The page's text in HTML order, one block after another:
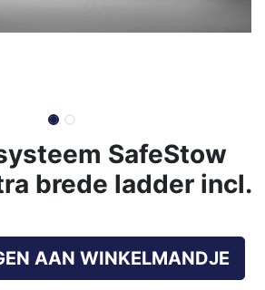
SafeStow
brede ladder incl.
AAN WINKELMANDJE